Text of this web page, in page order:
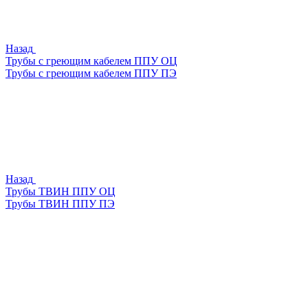
Назад
Трубы с греющим кабелем ППУ ОЦ
Трубы с греющим кабелем ППУ ПЭ
Назад
Трубы ТВИН ППУ ОЦ
Трубы ТВИН ППУ ПЭ